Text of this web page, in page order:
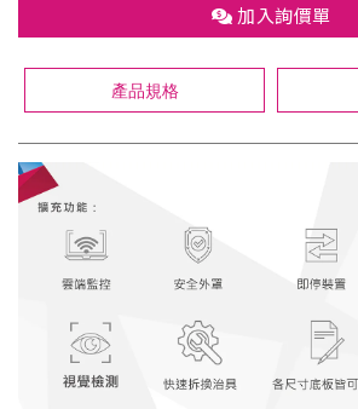
加入詢價單
產品規格